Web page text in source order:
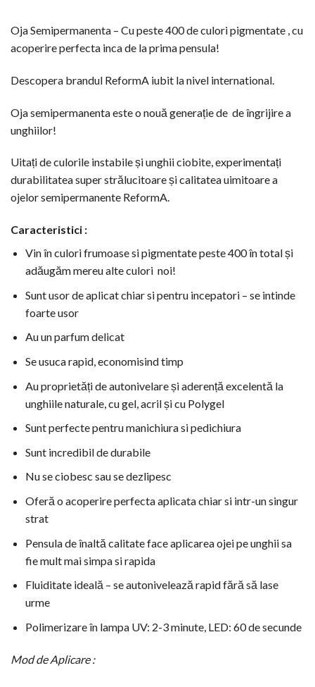
Oja Semipermanenta – Cu peste 400 de culori pigmentate , cu
acoperire perfecta inca de la prima pensula!
Descopera brandul ReformA iubit la nivel international.
Oja semipermanenta este o nouă generație de de îngrijire a
unghiilor!
Uitați de culorile instabile și unghii ciobite, experimentați
durabilitatea super strălucitoare și calitatea uimitoare a
ojelor semipermanente ReformA.
Caracteristici :
Vin în culori frumoase si pigmentate peste 400 în total și
adăugăm mereu alte culori noi!
Sunt usor de aplicat chiar si pentru incepatori – se intinde
foarte usor
Au un parfum delicat
Se usuca rapid, economisind timp
Au proprietăți de autonivelare și aderență excelentă la
unghiile naturale, cu gel, acril și cu Polygel
Sunt perfecte pentru manichiura si pedichiura
Sunt incredibil de durabile
Nu se ciobesc sau se dezlipesc
Oferă o acoperire perfecta aplicata chiar si intr-un singur
strat
Pensula de înaltă calitate face aplicarea ojei pe unghii sa
fie mult mai simpa si rapida
Fluiditate ideală – se autonivelează rapid fără să lase
urme
Polimerizare în lampa UV: 2-3 minute, LED: 60 de secunde
Mod de Aplicare :